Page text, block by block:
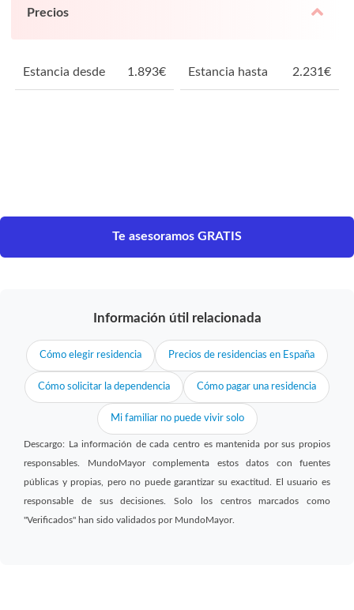
Precios
Estancia desde 1.893€ Estancia hasta 2.231 €
Te asesoramos GRATIS
Información útil relacionada
Cómo elegir residencia Precios de residencias en España
Cómo solicitar la dependencia Cómo pagar una residencia
Mi familiar no puede vivir solo
Descargo: La información de cada centro es mantenida por sus propios
responsables. MundoMayor complementa estos datos con fuentes
públicas y propias, pero no puede garantizar su exactitud. El usuario es
responsable de sus decisiones. Solo los centros marcados como
"Verificados" han sido validados por MundoMayor.